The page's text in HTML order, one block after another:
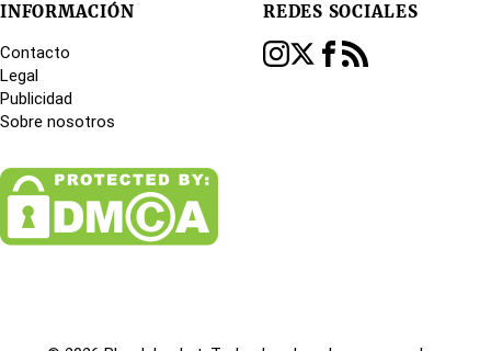
INFORMACIÓN
Contacto
Legal
Publicidad
Sobre nosotros
REDES SOCIALES